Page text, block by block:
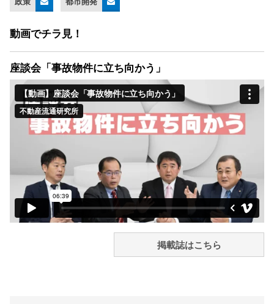
動画でチラ見！
座談会「事故物件に立ち向かう」
掲載誌はこちら